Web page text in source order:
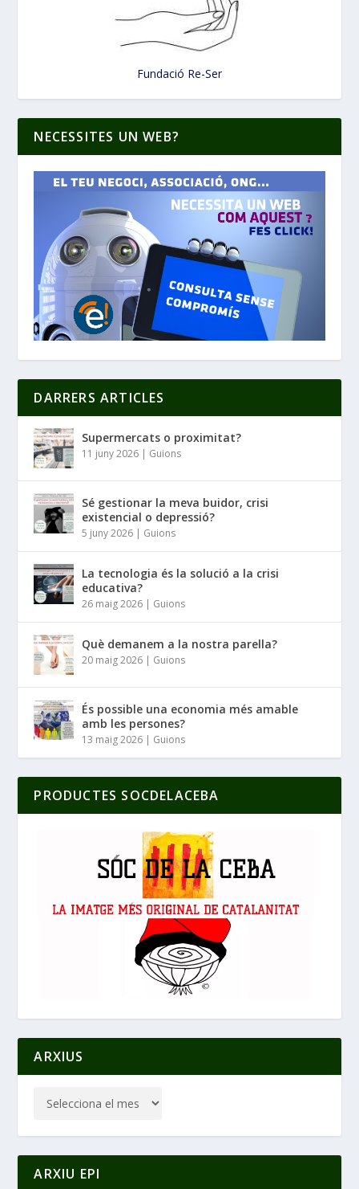
Fundació Re-Ser
NECESSITES UN WEB?
DARRERS ARTICLES
Supermercats o proximitat?
11 juny 2026 | Guions
Sé gestionar la meva buidor, crisi
existencial o depressió?
5 juny 2026 | Guions
La tecnologia és la solució a la crisi
educativa?
26 maig 2026 | Guions
Què demanem a la nostra parella?
20 maig 2026 | Guions
És possible una economia més amable
amb les persones?
13 maig 2026 | Guions
PRODUCTES SOCDELACEBA
ARXIUS
ARXIU EPI